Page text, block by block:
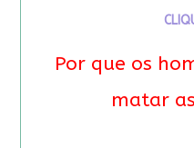
Por que os
matar